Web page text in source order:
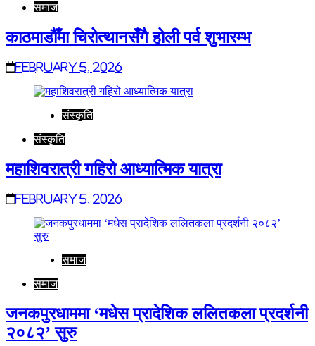
समाज
काठमाडौँमा चिरोत्थानसँगै होली पर्व शुभारम्भ
February 5, 2026
संस्कृति
संस्कृति
महाशिवरात्री गहिरो आध्यात्मिक यात्रा
February 5, 2026
समाज
समाज
जनकपुरधाममा ‘मधेस प्रादेशिक ललितकला प्रदर्शनी
२०८२’ सुरु